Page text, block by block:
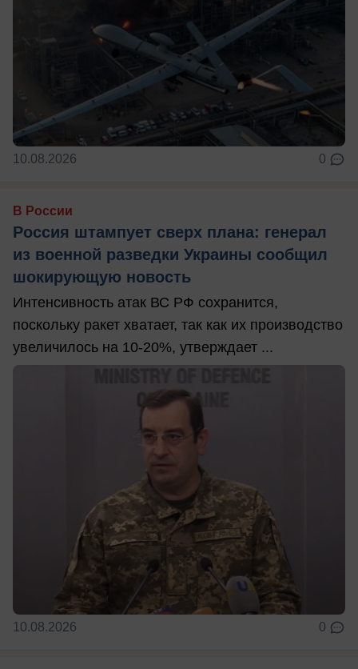
10.08.2026 0
В России
Россия штампует сверх плана: генерал
из военной разведки Украины сообщил
шокирующую новость
Интенсивность атак ВС РФ сохранится,
поскольку ракет хватает, так как их производство
увеличилось на 10-20%, утверждает ...
10.08.2026 0